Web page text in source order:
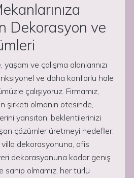
Dekorasyon ve
ve çalışma alanlarınızı
ve daha konforlu hale
çalışıyoruz. Firmamız,
şirketi olmanın ötesinde,
yansıtan, beklentilerinizi
çözümler üretmeyi hedefler.
dekorasyonuna, ofis
dekorasyonuna kadar geniş
sahip olmamız, her türlü